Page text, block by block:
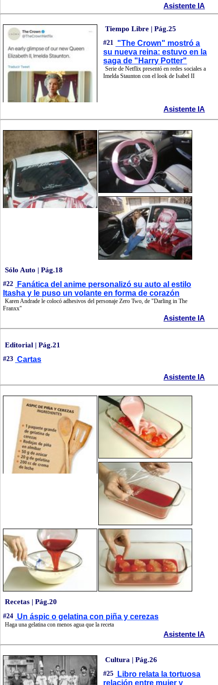
Asistente IA
Tiempo Libre | Pág.25
#21 "The Crown" mostró a
su nueva reina: estuvo en la
saga de "Harry Potter"
Serie de Netflix presentó en redes sociales a
Imelda Staunton con el look de Isabel II
Asistente IA
Sólo Auto | Pág.18
#22
Fanática del anime personalizó su auto al estilo
Itasha y le puso un volante en forma de corazón
Karen Andrade le colocó adhesivos del personaje Zero Two, de "Darling in The
Franxx"
Asistente IA
Editorial | Pág.21
#23 Cartas
Asistente IA
Recetas | Pág.20
#24 Un áspic o gelatina con piña y cerezas
Haga una gelatina con menos agua que la receta
Asistente IA
Cultura | Pág.26
#25
Libro relata la tortuosa
relación entre mujer y